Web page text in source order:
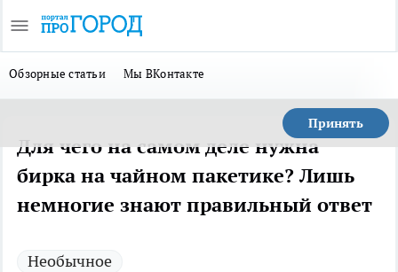
Обзорные статьи Мы ВКонтакте
Принять
Для чего на самом деле нужна
бирка на чайном пакетике? Лишь
немногие знают правильный ответ
Необычное